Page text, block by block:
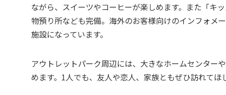
ながら、スイーツやコーヒーが楽しめます。また 「キ
物預り所なども完備。海外のお客様向けのインフォメ
施設になっています。
アウトレットパーク周辺には、大きなホームセンター
めます。1人でも、友人や恋人、家族ともぜひ訪れてほ